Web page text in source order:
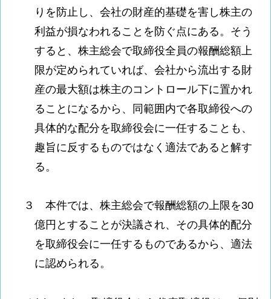
りを防止し、会社の財産的基礎を害し株主の
利益が損なわれることを防ぐ点にある。そう
すると、株主総会で取締役全員の報酬総額上
限が定められていれば、会社から流出する財
産の最大額は株主のコントロール下に置かれ
ることになるから、同範囲内で各取締役への
具体的な配分を取締役会に一任することも、
趣旨に反するものではなく適法であると解す
る。
３ 本件では、株主総会で報酬総額の上限を30
億円とすることが決議され、その具体的配分
を取締役会に一任するものであるから、適法
に認められる。